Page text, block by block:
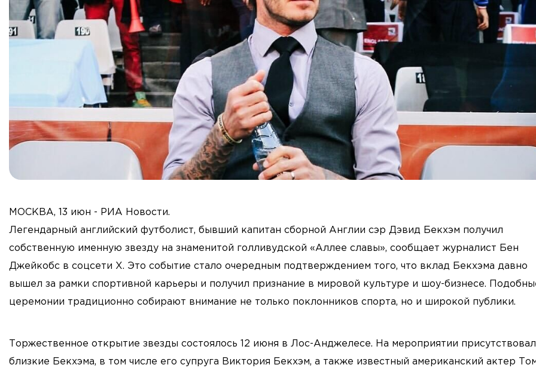
МОСКВА, 13 июн - РИА Новости.
Легендарный английский футболист, бывший капитан сборной Англии сэр Дэвид Бекхэм получил
собственную именную звезду на знаменитой голливудской «Аллее славы», сообщает журналист Бен
Джейкобс в соцсети X. Это событие стало очередным подтверждением того, что вклад Бекхэма давно
вышел за рамки спортивной карьеры и получил признание в мировой культуре и шоу-бизнесе.
церемонии традиционно собирают внимание не только поклонников спорта, но и широкой публики.
Торжественное открытие звезды состоялось 12 июня в Лос-Анджелесе. На мероприятии
близкие Бекхэма, в том числе его супруга Виктория Бекхэм, а также известный американский актер